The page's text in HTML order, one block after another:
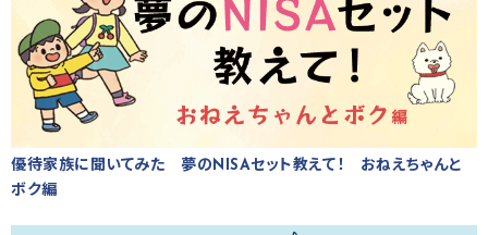
優待家族に聞いてみた 夢のNISAセット教えて！ おねえちゃんと
ボク編